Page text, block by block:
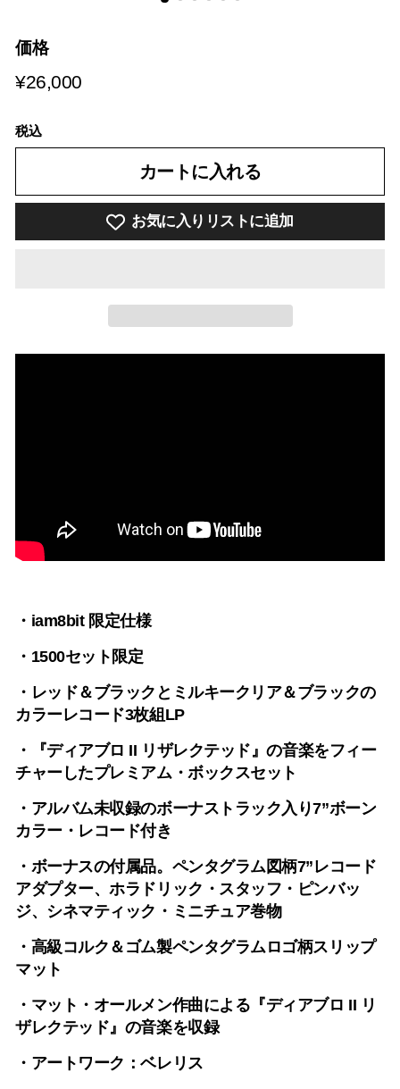
価格
¥26,000¥26,000
税込
カートに入れる
お気に入りリストに追加
・iam8bit 限定仕様
・1500セット限定
・レッド＆ブラックとミルキークリア＆ブラックの
カラーレコード3枚組LP
・『ディアブロ II リザレクテッド』の音楽をフィー
チャーしたプレミアム・ボックスセット
・アルバム未収録のボーナストラック入り7”ボーン
カラー・レコード付き
・ボーナスの付属品。ペンタグラム図柄7”レコード
アダプター、ホラドリック・スタッフ・ピンバッ
ジ、シネマティック・ミニチュア巻物
・高級コルク＆ゴム製ペンタグラムロゴ柄スリップ
マット
・マット・オールメン作曲による『ディアブロ II リ
ザレクテッド』の音楽を収録
・アートワーク：ベレリス